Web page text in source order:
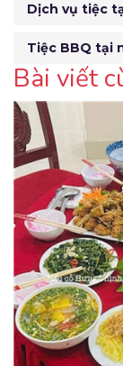
Dịch vụ tiệc
Tiệc BBQ tại
Bài viết